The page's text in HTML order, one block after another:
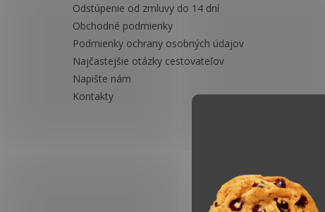
Odstúpenie od zmluvy do 14 dní
Obchodné podmienky
Podmienky ochrany osobných údajov
Najčastejšie otázky cestovateľov
Napište nám
Kontakty